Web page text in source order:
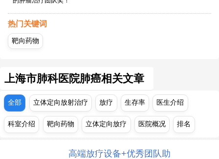
热门关键词
靶向药物
上海市肺科医院肺癌相关文章
全部 立体定向放射治疗 放疗 生存率 医生介绍
科室介绍 靶向药物 立体定向放疗 医院概况 排名
高端放疗设备+优秀团队助